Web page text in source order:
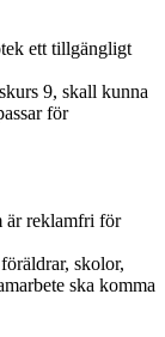
ett tillgängligt
9, skall kunna
för
är reklamfri för
skolor,
ska komma